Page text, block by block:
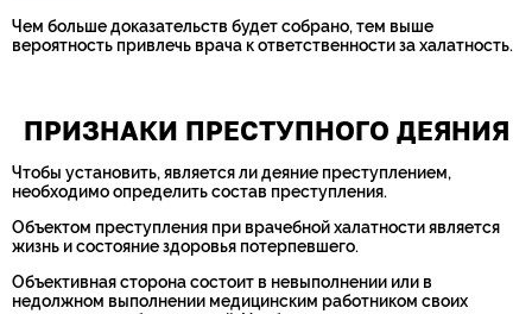
Чем больше доказательств будет собрано, тем выше
вероятность привлечь врача к ответственности за халатность.
ПРИЗНАКИ ПРЕСТУПНОГО ДЕЯНИЯ
Чтобы установить, является ли деяние преступлением,
необходимо определить состав преступления.
Объектом преступления при врачебной халатности является
жизнь и состояние здоровья потерпевшего.
Объективная сторона состоит в невыполнении или в
недолжном выполнении медицинским работником своих